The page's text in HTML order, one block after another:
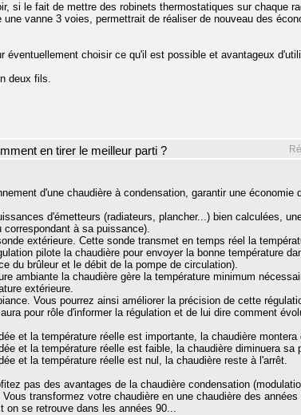
si le fait de mettre des robinets thermostatiques sur chaque
vanne 3 voies, permettrait de réaliser de nouveau des
éventuellement choisir ce qu'il est possible et avantageux
deux fils.
en tirer le meilleur parti ?
d'une chaudière à condensation, garantir une économie
d'émetteurs (radiateurs, plancher...) bien calculées,
à sa puissance).
extérieure. Cette sonde transmet en temps réel la
pilote la chaudière pour envoyer la bonne température
du brûleur et le débit de la pompe de circulation).
ambiante la chaudière gère la température minimum
extérieure.
Vous pourrez ainsi améliorer la précision de cette
pour rôle d'informer la régulation et de lui dire comment
et la température réelle est importante, la chaudière montera
et la température réelle est faible, la chaudière diminuera sa
et la température réelle est nul, la chaudière reste à l'arrêt.
pas des avantages de la chaudière condensation
transformez votre chaudière en une chaudière des
on se retrouve dans les années 90...